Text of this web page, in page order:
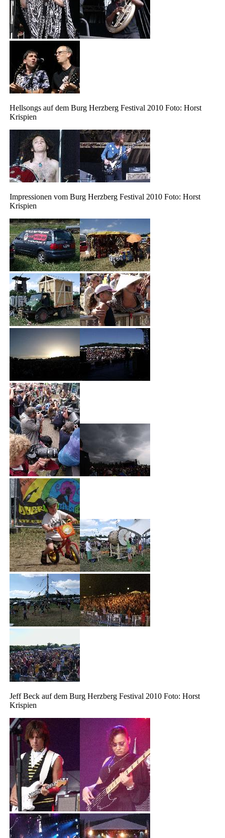
Hellsongs auf dem Burg Herzberg Festival 2010 Foto: Horst
Krispien
Impressionen vom Burg Herzberg Festival 2010 Foto: Horst
Krispien
Jeff Beck auf dem Burg Herzberg Festival 2010 Foto: Horst
Krispien